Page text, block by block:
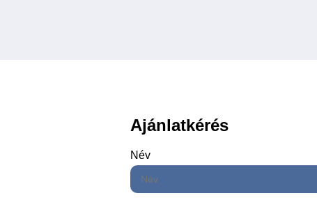
Ajánlatkérés
Név